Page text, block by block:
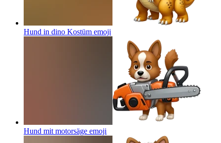
Hund in dino Kostüm emoji
Hund mit motorsäge emoji